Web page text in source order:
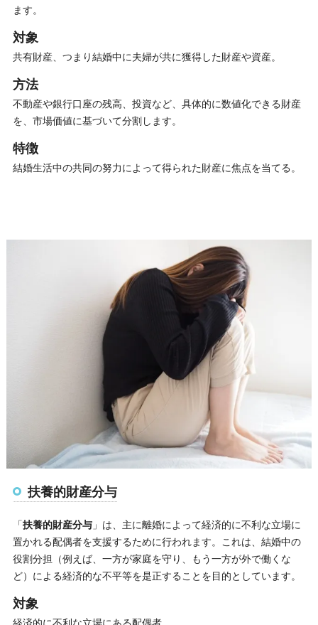
ます。
対象
共有財産、つまり結婚中に夫婦が共に獲得した財産や資産。
方法
不動産や銀行口座の残高、投資など、具体的に数値化できる財産
を、市場価値に基づいて分割します。
特徴
結婚生活中の共同の努力によって得られた財産に焦点を当てる。
扶養的財産分与
「扶養的財産分与」は、主に離婚によって経済的に不利な立場に
置かれる配偶者を支援するために行われます。これは、結婚中の
役割分担（例えば、一方が家庭を守り、もう一方が外で働くな
ど）による経済的な不平等を是正することを目的としています。
対象